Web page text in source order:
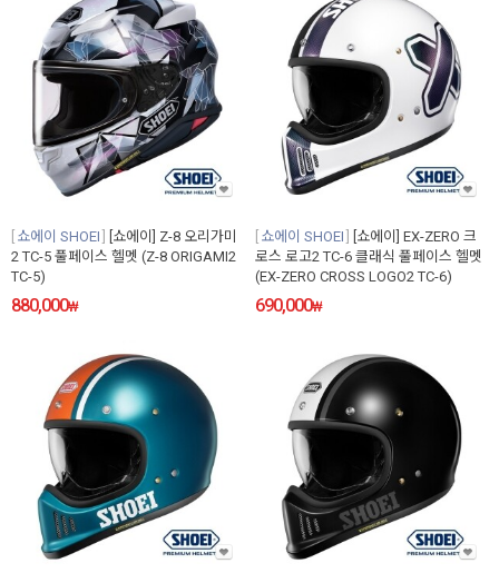
쇼에이 SHOEI
[쇼에이] Z-8 오리가미
2 TC-5 풀페이스 헬멧 (Z-8 ORIGAMI2
TC-5)
880,000₩
쇼에이 SHOEI
[쇼에이] EX-ZERO 크
로스 로고2 TC-6 클래식 풀페이스 헬멧
(EX-ZERO CROSS LOGO2 TC-6)
690,000₩